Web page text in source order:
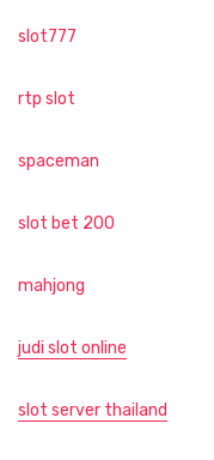
slot777
rtp slot
spaceman
slot bet 200
mahjong
judi slot online
slot server thailand